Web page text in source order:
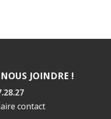
JOINDRE !
contact